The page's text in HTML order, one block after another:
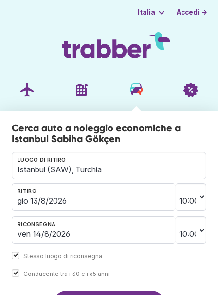
Italia Accedi →
Cerca auto a noleggio economiche a
Istanbul Sabiha Gökçen
LUOGO DI RITIRO
RITIRO
RICONSEGNA
Stesso luogo di riconsegna
Conducente tra i 30 e i 65 anni